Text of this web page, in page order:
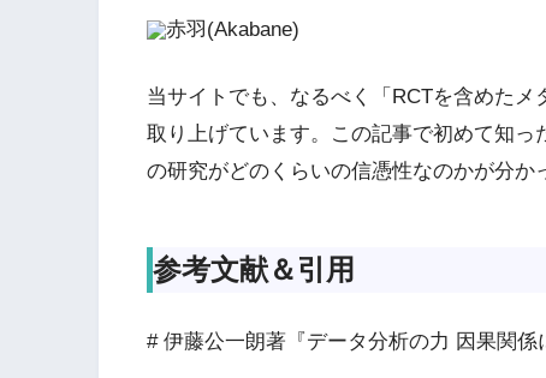
赤羽(Akabane)
当サイトでも、なるべく「RCTを含めた
取り上げています。この記事で初めて知
の研究がどのくらいの信憑性なのかが分か
参考文献＆引用
# 伊藤公一朗著『データ分析の力 因果関係